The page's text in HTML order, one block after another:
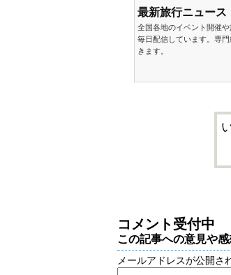
最新旅行ニュース
全国各地のイベント開催
毎日配信しています。専
きます。
コメント受付中
この記事への意見や感
メールアドレスが公開さ